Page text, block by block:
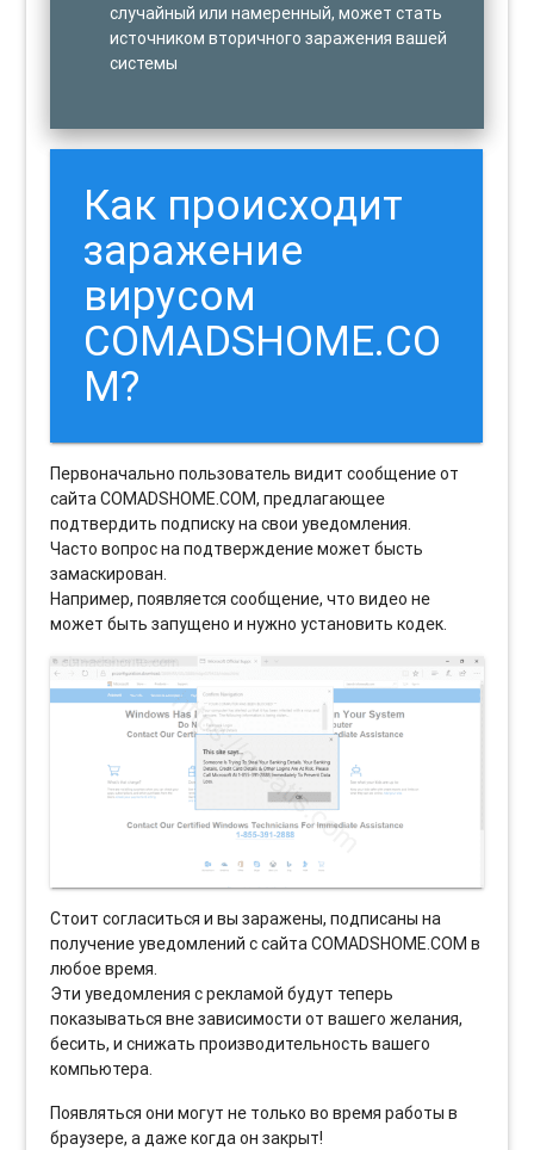
случайный или намеренный, может стать
источником вторичного заражения вашей
системы
Как происходит
заражение
вирусом
COMADSHOME.CO
M?
Первоначально пользователь видит сообщение от
сайта COMADSHOME.COM, предлагающее
подтвердить подписку на свои уведомления.
Часто вопрос на подтверждение может бысть
замаскирован.
Например, появляется сообщение, что видео не
может быть запущено и нужно установить кодек.
Стоит согласиться и вы заражены, подписаны на
получение уведомлений с сайта COMADSHOME.COM в
любое время.
Эти уведомления с рекламой будут теперь
показываться вне зависимости от вашего желания,
бесить, и снижать производительность вашего
компьютера.
Появляться они могут не только во время работы в
браузере, а даже когда он закрыт!